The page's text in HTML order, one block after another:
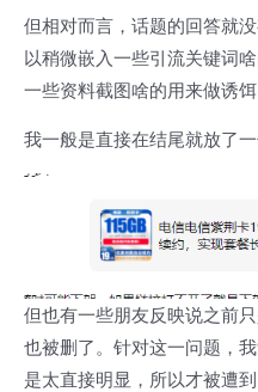
但相对而言，话题的回答就
以稍微嵌入一些引流关键词
一些资料截图啥的用来做诱
我一般是直接在结尾就放了
但也有一些朋友反映说之前
也被删了。针对这一问题，
是太直接明显，所以才被遭到